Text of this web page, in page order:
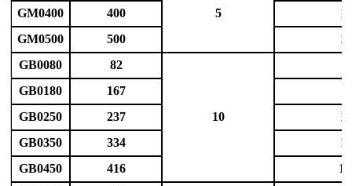
5
GM0400
400
GM0500
500
GB0080
82
10
GB0180
167
GB0250
237
GB0350
334
GB0450
416
1